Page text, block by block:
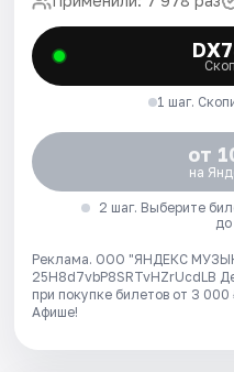
1 шаг.
от
на
2 шаг. Выберите
Реклама. ООО "ЯНДЕКС
25H8d7vbP8SRTvHZrUcdLB
при покупке билетов от 3
Афише!